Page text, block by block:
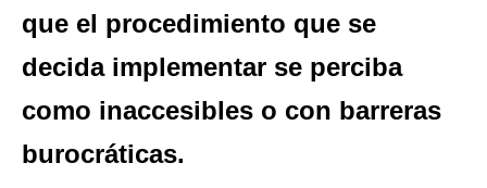
que el procedimiento que se
decida implementar se perciba
como inaccesibles o con barreras
burocráticas.